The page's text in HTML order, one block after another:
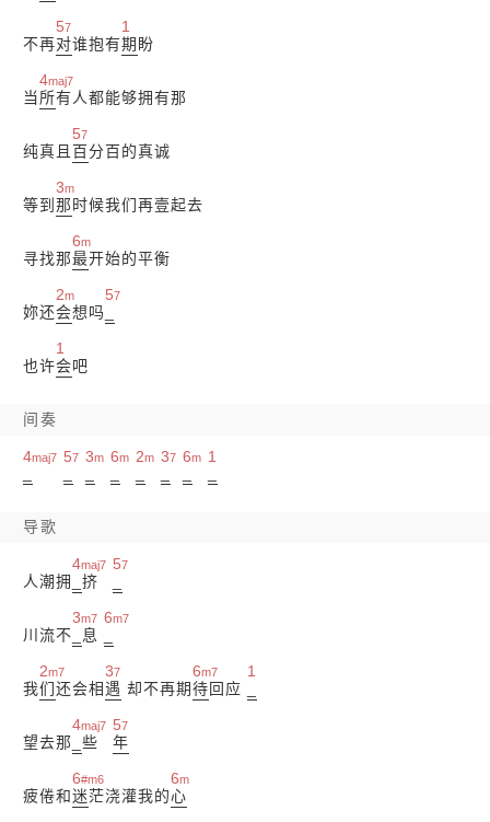
不再
57
对谁抱有
1
期盼
当
4maj7
所有人都能够拥有那
纯真且
57
百分百的真诚
等到
3m
那时候我们再壹起去
寻找那
6m
最开始的平衡
妳还
2m
会想吗
57
也许
1
会吧
间奏
4maj7 57 3m 6m 2m 37 6m 1
导歌
人潮拥
4maj7
挤
57
川流不
3m7
息
6m7
我
2m7
们还会相
37
遇 却不再期
6m7
待回应
1
望去那
4maj7
些
57
年
疲倦和
6#m6
迷茫浇灌我的
6m
心